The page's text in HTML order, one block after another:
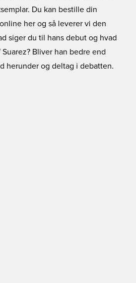
Du kan bestille din
online her og så leverer vi den
siger du til hans debut og hvad
Bliver han bedre end
herunder og deltag i debatten.